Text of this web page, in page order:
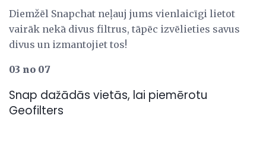
Diemžēl Snapchat neļauj jums vienlaicīgi lietot
vairāk nekā divus filtrus, tāpēc izvēlieties savus
divus un izmantojiet tos!
03 no 07
Snap dažādās vietās, lai piemērotu
Geofilters